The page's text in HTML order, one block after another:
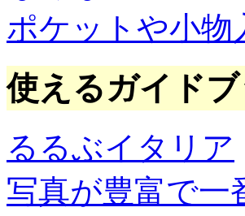
ポケットや小物
使えるガイドブ
るるぶイタリア
写真が豊富で一